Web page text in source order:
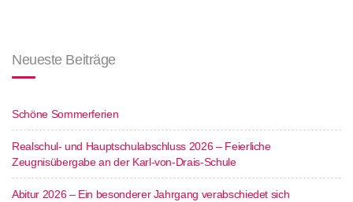
Neueste Beiträge
Schöne Sommerferien
Realschul- und Hauptschulabschluss 2026 – Feierliche
Zeugnisübergabe an der Karl-von-Drais-Schule
Abitur 2026 – Ein besonderer Jahrgang verabschiedet sich